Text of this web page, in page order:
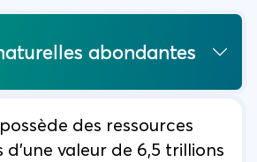
abondantes
des ressources
d'une valeur de 6,5 trillions